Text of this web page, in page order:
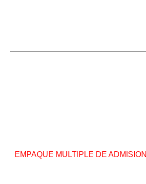
EMPAQUE MULTIPLE DE ADMISION